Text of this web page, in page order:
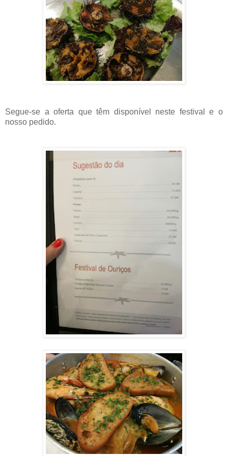
Segue-se a oferta que têm disponível neste festival e o
nosso pedido.